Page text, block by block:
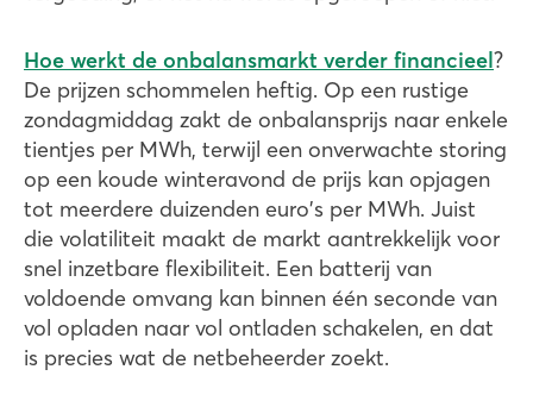
Hoe werkt de onbalansmarkt verder financieel?
De prijzen schommelen heftig. Op een rustige
zondagmiddag zakt de onbalansprijs naar enkele
tientjes per MWh, terwijl een onverwachte storing
op een koude winteravond de prijs kan opjagen
tot meerdere duizenden euro's per MWh. Juist
die volatiliteit maakt de markt aantrekkelijk voor
snel inzetbare flexibiliteit. Een batterij van
voldoende omvang kan binnen één seconde van
vol opladen naar vol ontladen schakelen, en dat
is precies wat de netbeheerder zoekt.